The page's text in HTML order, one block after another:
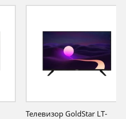
Телевизор GoldStar LT-